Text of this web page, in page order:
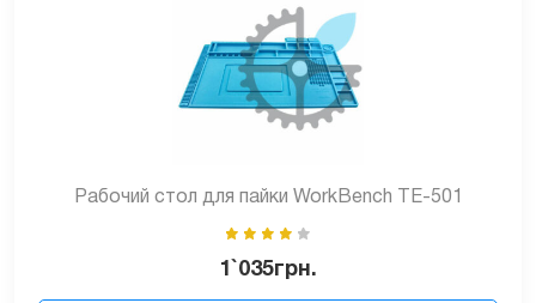
Рабочий стол для пайки WorkBench TE-501
1`035грн.